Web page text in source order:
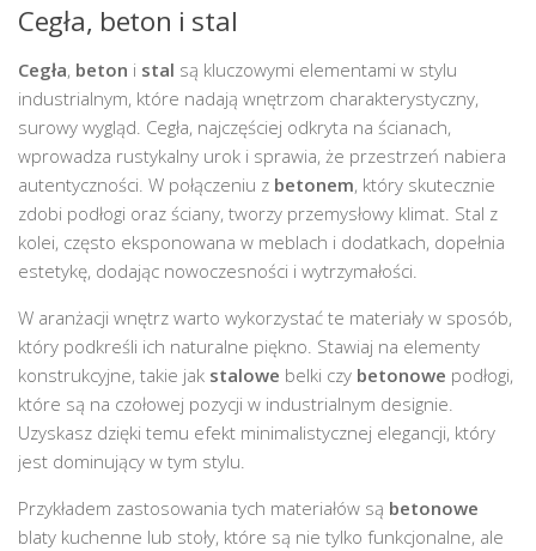
Cegła, beton i stal
Cegła, beton i stal są kluczowymi elementami w stylu
industrialnym, które nadają wnętrzom charakterystyczny,
surowy wygląd. Cegła, najczęściej odkryta na ścianach,
wprowadza rustykalny urok i sprawia, że przestrzeń nabiera
autentyczności. W połączeniu z betonem, który skutecznie
zdobi podłogi oraz ściany, tworzy przemysłowy klimat. Stal z
kolei, często eksponowana w meblach i dodatkach, dopełnia
estetykę, dodając nowoczesności i wytrzymałości.
W aranżacji wnętrz warto wykorzystać te materiały w sposób,
który podkreśli ich naturalne piękno. Stawiaj na elementy
konstrukcyjne, takie jak stalowe belki czy betonowe podłogi,
które są na czołowej pozycji w industrialnym designie.
Uzyskasz dzięki temu efekt minimalistycznej elegancji, który
jest dominujący w tym stylu.
Przykładem zastosowania tych materiałów są betonowe
blaty kuchenne lub stoły, które są nie tylko funkcjonalne, ale